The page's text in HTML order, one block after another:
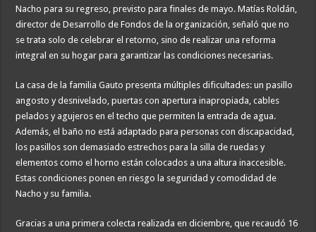
Nacho para su regreso, previsto para finales de mayo. Matías Roldán,
director de Desarrollo de Fondos de la organización, señaló que no
se trata solo de celebrar el retorno, sino de realizar una reforma
integral en su hogar para garantizar las condiciones necesarias.
La casa de la familia Gauto presenta múltiples dificultades: un pasillo
angosto y desnivelado, puertas con apertura inapropiada, cables
pelados y agujeros en el techo que permiten la entrada de agua.
Además, el baño no está adaptado para personas con discapacidad,
los pasillos son demasiado estrechos para la silla de ruedas y
elementos como el horno están colocados a una altura inaccesible.
Estas condiciones ponen en riesgo la seguridad y comodidad de
Nacho y su familia.
Gracias a una primera colecta realizada en diciembre, que recaudó 16